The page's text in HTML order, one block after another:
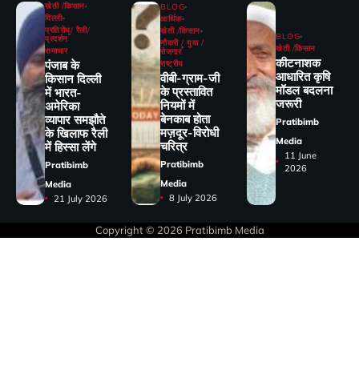
खेती /किसान
दिल्ली
प्रतिरोध/ रैली/
प्रदर्शन
समाचार
पंजाब के
किसान दिल्ली
में भारत-
अमेरिका
व्यापार समझौते
के खिलाफ रैली
में हिस्सा लेंगे
Pratibimb
Media
21 July 2026
BLOG
आर्थिक
खेती /किसान
नौकरी / युवा /
रोजगार
राष्ट्रीय
वीबी-ग्राम-जी
के प्रस्तावित
नियमों में
बेनकाब होता
मज़दूर-विरोधी
चरित्र
Pratibimb
Media
8 July 2026
BLOG
खेती /किसान
कीटनाशक
आधारित कृषि
मॉडल बदलना
जरूरी
Pratibimb
Media
11 June
2026
Copyright © 2026 Pratibimb Media